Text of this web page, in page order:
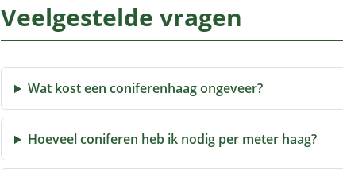
Veelgestelde vragen
Wat kost een coniferenhaag ongeveer?
Hoeveel coniferen heb ik nodig per meter haag?